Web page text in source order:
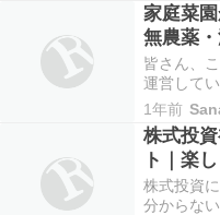
資料・技
家庭菜
無農薬
皆さん、
運営して
ますが、
度、長い
スタート
どもたち
1年前
株式投
ト｜楽
株式投資
分からな